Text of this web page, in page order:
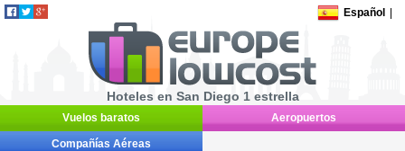
Español
Hoteles en San Diego 1 estrella
Vuelos baratos Aeropuertos
Compañías Aéreas